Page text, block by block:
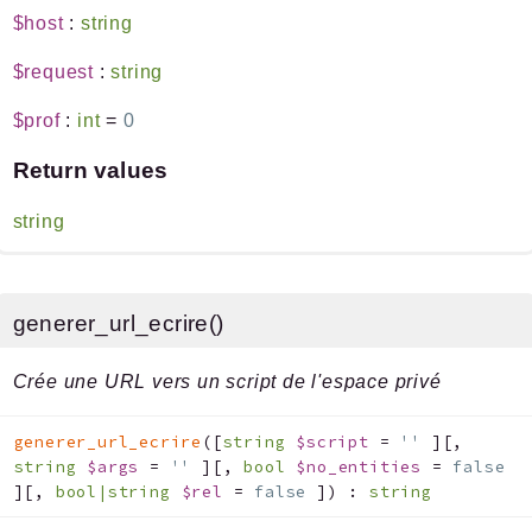
$host:string
$request :string
$prof: int= 0
Return values
string
generer_url_ecrire()
Crée une URL vers un script de l'espace privé
generer_url_ecrire ( [string $script = '' ] [,
string $args = '' ] [ ,bool $no_entities = false
] [ , bool|string $rel = false ] ) : string